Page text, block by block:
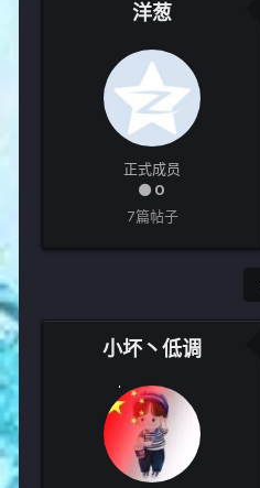
洋葱
正式成员
0
7篇帖子
小坏丶低调